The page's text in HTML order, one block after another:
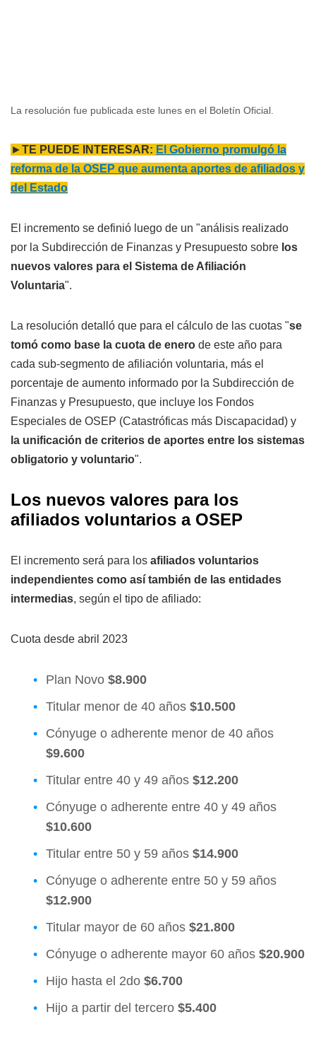
La resolución fue publicada este lunes en el Boletín Oficial.
►TE PUEDE INTERESAR: El Gobierno promulgó la
reforma de la OSEP que aumenta aportes de afiliados y
del Estado
El incremento se definió luego de un "análisis realizado
por la Subdirección de Finanzas y Presupuesto sobre los
nuevos valores para el Sistema de Afiliación
Voluntaria".
La resolución detalló que para el cálculo de las cuotas "se
tomó como base la cuota de enero de este año para
cada sub-segmento de afiliación voluntaria, más el
porcentaje de aumento informado por la Subdirección de
Finanzas y Presupuesto, que incluye los Fondos
Especiales de OSEP (Catastróficas más Discapacidad) y
la unificación de criterios de aportes entre los sistemas
obligatorio y voluntario".
Los nuevos valores para los
afiliados voluntarios a OSEP
El incremento será para los afiliados voluntarios
independientes como así también de las entidades
intermedias, según el tipo de afiliado:
Cuota desde abril 2023
Plan Novo $8.900
Titular menor de 40 años $10.500
Cónyuge o adherente menor de 40 años
$9.600
Titular entre 40 y 49 años $12.200
Cónyuge o adherente entre 40 y 49 años
$10.600
Titular entre 50 y 59 años $14.900
Cónyuge o adherente entre 50 y 59 años
$12.900
Titular mayor de 60 años $21.800
Cónyuge o adherente mayor 60 años $20.900
Hijo hasta el 2do $6.700
Hijo a partir del tercero $5.400